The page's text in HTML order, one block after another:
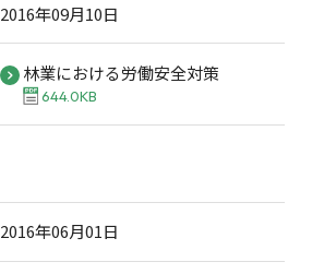
2016年09月10日
林業における労働安全対策
644.0KB
2016年06月01日